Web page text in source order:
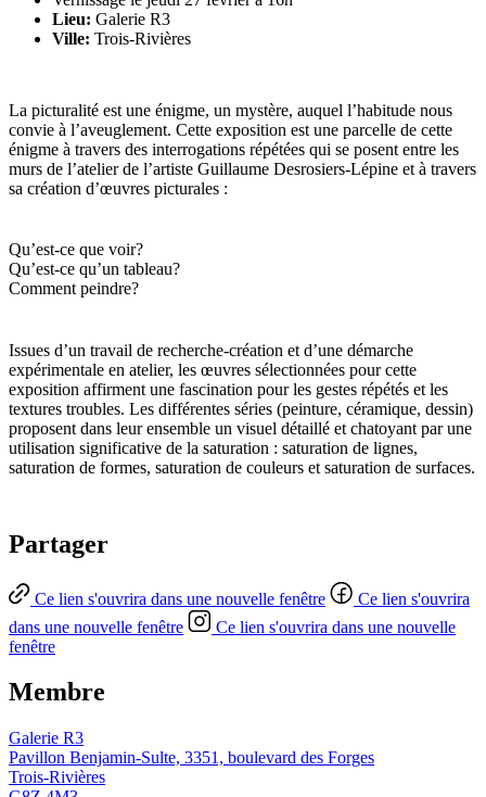
Lieu: Galerie R3
Ville: Trois-Rivières
La picturalité est une énigme, un mystère, auquel l’habitude nous
convie à l’aveuglement. Cette exposition est une parcelle de cette
énigme à travers des interrogations répétées qui se posent entre les
murs de l’atelier de l’artiste Guillaume Desrosiers-Lépine et à travers
sa création d’œuvres picturales :
Qu’est-ce que voir?
Qu’est-ce qu’un tableau?
Comment peindre?
Issues d’un travail de recherche-création et d’une démarche
expérimentale en atelier, les œuvres sélectionnées pour cette
exposition affirment une fascination pour les gestes répétés et les
textures troubles. Les différentes séries (peinture, céramique, dessin)
proposent dans leur ensemble un visuel détaillé et chatoyant par une
utilisation significative de la saturation : saturation de lignes,
saturation de formes, saturation de couleurs et saturation de surfaces.
Partager
Ce lien s'ouvrira dans une nouvelle fenêtre
Ce lien s'ouvrira
dans une nouvelle fenêtre
Ce lien s'ouvrira dans une nouvelle
fenêtre
Membre
Galerie R3
Pavillon Benjamin-Sulte, 3351, boulevard des Forges
Trois-Rivières